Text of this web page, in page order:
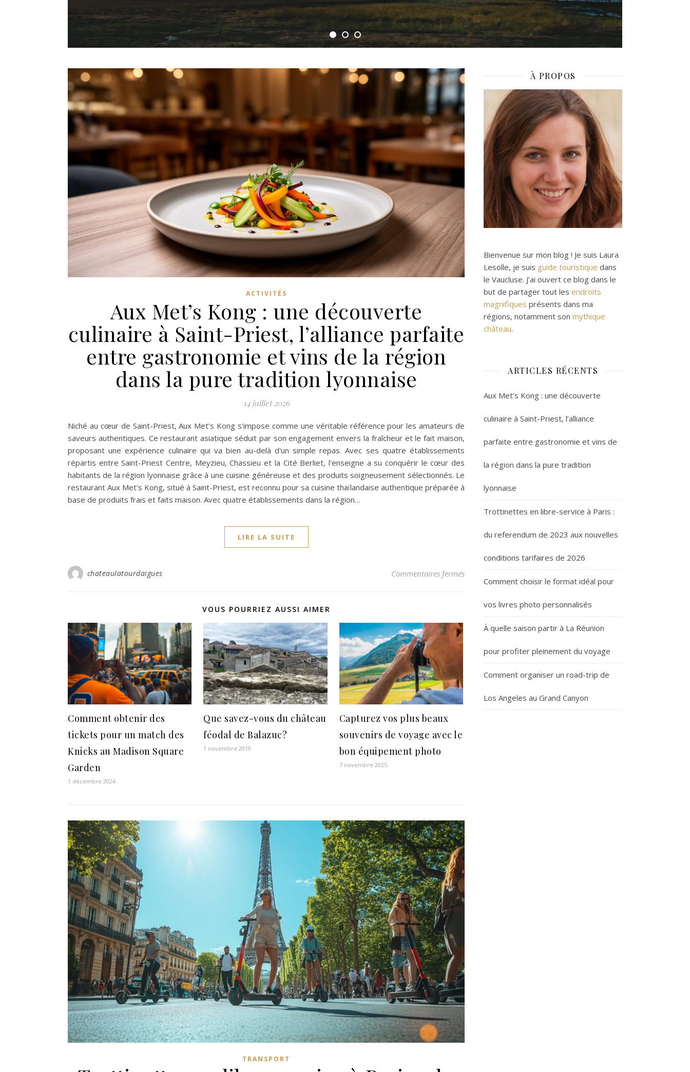
ACTIVITÉS
Aux Met’s Kong : une découverte
culinaire à Saint-Priest, l’alliance parfaite
entre gastronomie et vins de la région
dans la pure tradition lyonnaise
14 juillet 2026
Niché au cœur de Saint-Priest, Aux Met's Kong s'impose comme une véritable référence pour les amateurs de
saveurs authentiques. Ce restaurant asiatique séduit par son engagement envers la fraîcheur et le fait maison,
proposant une expérience culinaire qui va bien au-delà d'un simple repas. Avec ses quatre établissements
répartis entre Saint-Priest Centre, Meyzieu, Chassieu et la Cité Berliet, l'enseigne a su conquérir le cœur des
habitants de la région lyonnaise grâce à une cuisine généreuse et des produits soigneusement sélectionnés. Le
restaurant Aux Met's Kong, situé à Saint-Priest, est reconnu pour sa cuisine thaïlandaise authentique préparée à
base de produits frais et faits maison. Avec quatre établissements dans la région…
LIRE LA SUITE
chateaulatourdaigues Commentaires ferméssur Aux Met’s Kong : une découverte culinaire à Saint-Priest,
VOUS POURRIEZ AUSSI AIMER
Comment obtenir des
tickets pour un match des
Knicks au Madison Square
Garden
1 décembre 2024
Que savez-vous du château
féodal de Balazuc?
1 novembre 2019
Capturez vos plus beaux
souvenirs de voyage avec le
bon équipement photo
7 novembre 2025
TRANSPORT
À PROPOS
Bienvenue sur mon blog ! Je suis Laura
Lesolle, je suis guide touristique dans
le Vaucluse. J’ai ouvert ce blog dans le
but de partager tout les endroits
magnifiques présents dans ma
régions, notamment son mythique
château.
ARTICLES RÉCENTS
Aux Met’s Kong : une découverte
culinaire à Saint-Priest, l’alliance
parfaite entre gastronomie et vins de
la région dans la pure tradition
lyonnaise
Trottinettes en libre-service à Paris :
du referendum de 2023 aux nouvelles
conditions tarifaires de 2026
Comment choisir le format idéal pour
vos livres photo personnalisés
À quelle saison partir à La Réunion
pour profiter pleinement du voyage
Comment organiser un road-trip de
Los Angeles au Grand Canyon